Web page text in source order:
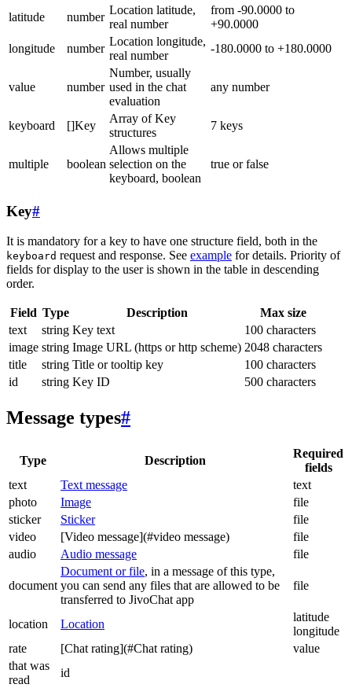
latitude
number
Location latitude,
real number
from -90.0000 to
+90.0000
longitude
number
Location longitude,
real number
-180.0000 to +180.0000
value number
Number, usually
used in the chat
evaluation
any number
keyboard []Key
Array of Key
structures
7 keys
multiple boolean
Allows multiple
selection on the
keyboard, boolean
true or false
Key#
It is mandatory for a key to have one structure field, both in the
keyboard request and response. See example for details. Priority of
fields for display to the user is shown in the table in descending
order.
Field Type Description
Max size
text
string Key text
100 characters
image string Image URL (https or http scheme) 2048 characters
title
string Title or tooltip key
100 characters
id
string Key ID 500 characters
Message types#
Type Description
Required
fields
text
Text message
text
photo
Image
file
sticker
Sticker
file
video
[Video message](#video message)
file
audio
Audio message file
document
Document or file, in a message of this type,
you can send any files that are allowed to be
transferred to JivoChat app
file
location Location
latitude
longitude
rate
[Chat rating](#Chat rating)
value
that was
read
id